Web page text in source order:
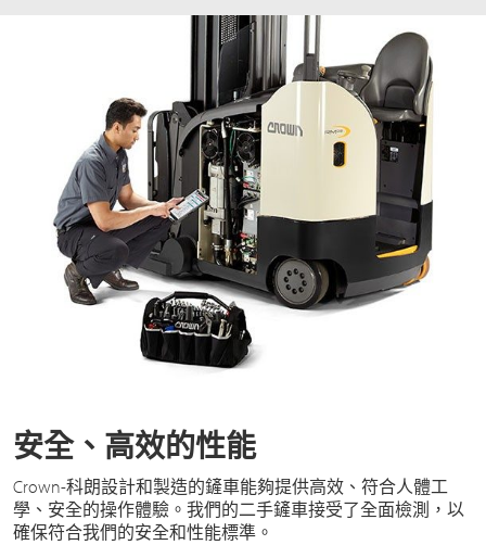
安全、高效的性能
Crown-科朗設計和製造的鏟車能夠提供高效、符合人體工
學、安全的操作體驗。我們的二手鏟車接受了全面檢測，以
確保符合我們的安全和性能標準。